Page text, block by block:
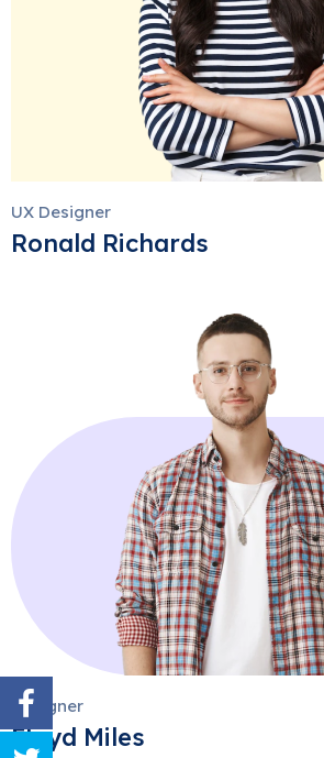
UX Designer
Ronald Richards
Designer
Floyd Miles